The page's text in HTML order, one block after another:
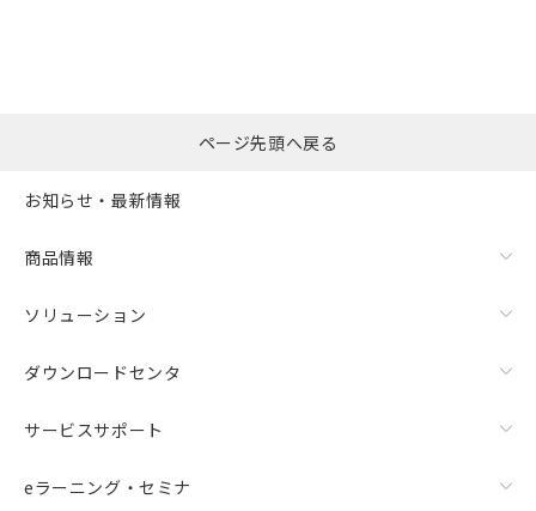
ページ先頭へ戻る
お知らせ・最新情報
商品情報
ソリューション
ダウンロードセンタ
サービスサポート
eラーニング・セミナ